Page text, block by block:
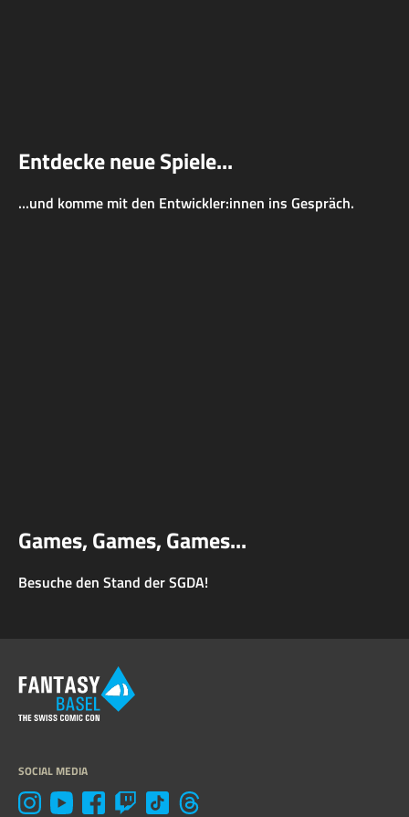
Entdecke neue Spiele...
...und komme mit den Entwickler:innen ins Gespräch.
Games, Games, Games...
Besuche den Stand der SGDA!
SOCIAL MEDIA